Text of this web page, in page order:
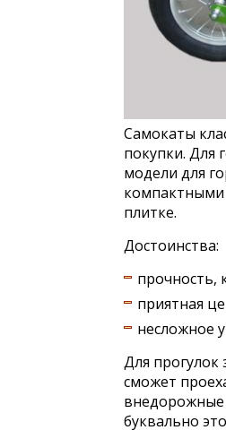
Самокаты
покупки. Для
модели для
компактными
плитке.
Достоинства:
прочность,
приятная
несложное
Для
сможет
внедорожные
буквально